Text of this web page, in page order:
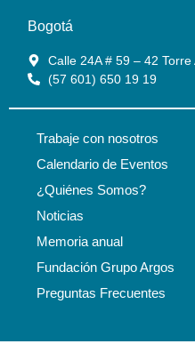
Bogotá
Calle 24A # 59 – 42
(57 601) 650 19 19
Trabaje con nosotros
Calendario de Eventos
¿Quiénes Somos?
Noticias
Memoria anual
Fundación Grupo Argos
Preguntas Frecuentes